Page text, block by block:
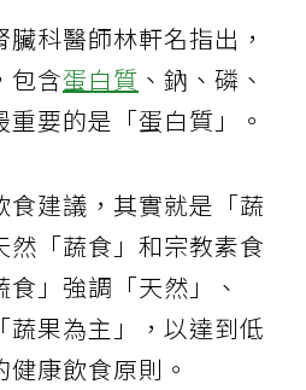
科醫師林軒名指出，
包含蛋白質 、鈉、磷、
要的是「蛋白質」。
建議，其實就是「蔬
然「蔬食」和宗教素食
」強調「天然」、
蔬果為主」，以達到低
健康飲食原則。